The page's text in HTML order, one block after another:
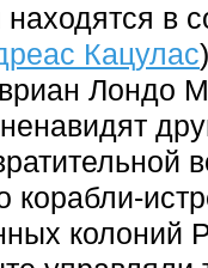
в
Кацулас
Лондо
корабли-
колоний